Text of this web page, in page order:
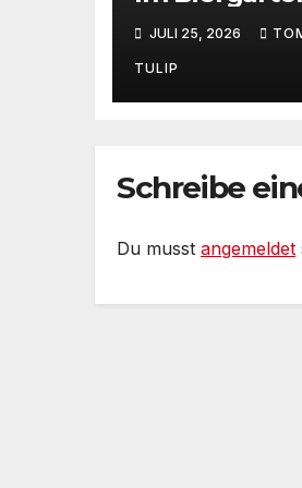
the Beer
JULI 25, 2026
TULIP
Schreibe
Du musst angemeldet